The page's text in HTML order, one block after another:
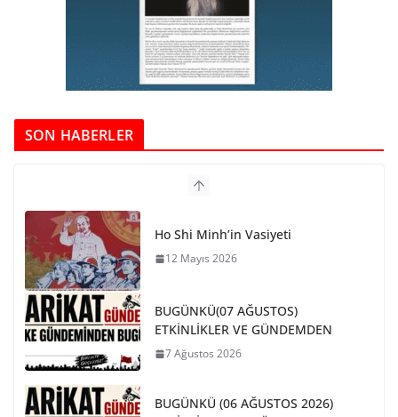
SON HABERLER
Ho Shi Minh’in Vasiyeti
12 Mayıs 2026
BUGÜNKÜ(07 AĞUSTOS)
ETKİNLİKLER VE GÜNDEMDEN
7 Ağustos 2026
BUGÜNKÜ (06 AĞUSTOS 2026)